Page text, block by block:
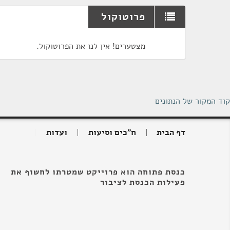
פרוטוקול
מצטערים! אין לנו את הפרוטוקול.
קוד המקור של הנתונים
דף הבית ח"כים וסיעות ועדות
כנסת פתוחה הוא פרוייקט שמטרתו לחשוף את
פעילות הכנסת לציבור